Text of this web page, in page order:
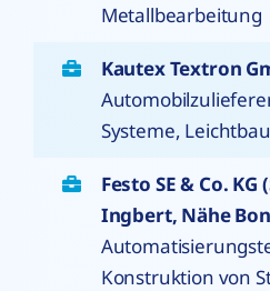
Metallbearbeitung
Kautex Textron
Systeme,
Festo SE & Co.
Ingbert, Nähe
Konstruktion von